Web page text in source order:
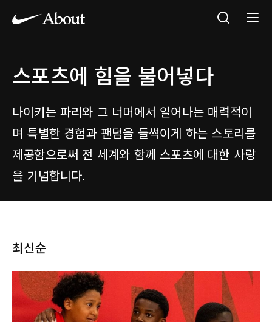
스포츠에 힘을 불어넣다
나이키는 파리와 그 너머에서 일어나는 매력적이
며 특별한 경험과 팬덤을 들썩이게 하는 스토리를
제공함으로써 전 세계와 함께 스포츠에 대한 사랑
을 기념합니다.
최신순